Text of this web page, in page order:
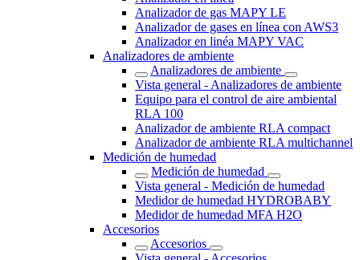
Analizador de gas MAPY LE
Analizador de gases en línea con AWS3
Analizador en linéa MAPY VAC
Analizadores de ambiente
Analizadores de ambiente
Vista general - Analizadores de ambiente
Equipo para el control de aire ambiental
RLA 100
Analizador de ambiente RLA compact
Analizador de ambiente RLA multichannel
Medición de humedad
Medición de humedad
Vista general - Medición de humedad
Medidor de humedad HYDROBABY
Medidor de humedad MFA H2O
Accesorios
Accesorios